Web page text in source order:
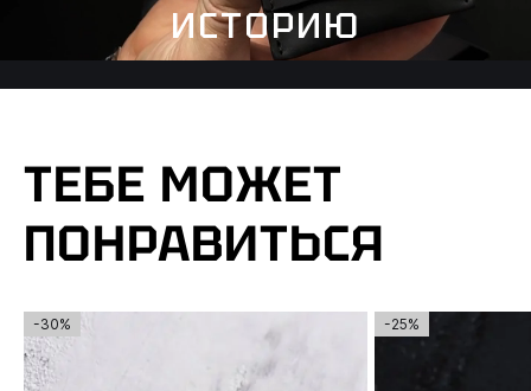
ИСТОРИЮ
ТЕБЕ МОЖЕТ
ПОНРАВИТЬСЯ
-30% -25%